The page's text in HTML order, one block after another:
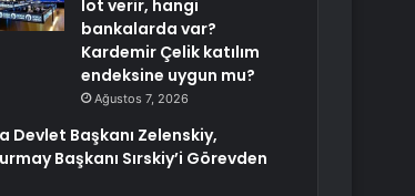
lot verir, hangi
bankalarda var?
Kardemir Çelik katılım
endeksine uygun mu?
Ağustos 7, 2026
Devlet Başkanı Zelenskiy,
Başkanı Sırskiy’i Görevden